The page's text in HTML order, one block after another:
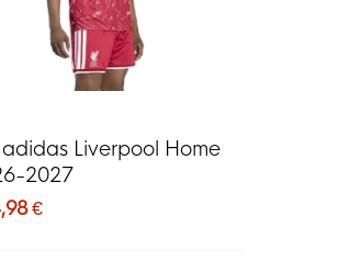
adidas Liverpool Home
2027
€